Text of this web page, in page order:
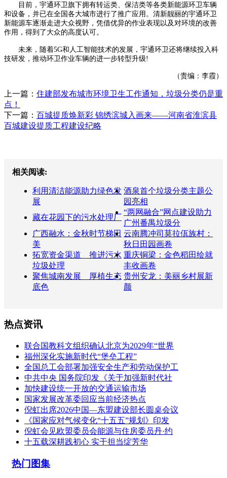
目前，宇通环卫旗下拥有转运类、保洁类等各类新能源环卫车辆
和设备，并已在全国各大城市进行了推广应用。清新靓丽的宇通环卫
新能源车逐渐走进大众视野，凭借优异的作业表现以及对环境的改善
作用，得到了大众的高度认可。
未来，随着5G和人工智能技术的发展，宇通环卫还将继续投入科
技研发，推动环卫作业车辆的进一步转型升级!
（责编：李霞）
上一篇： 住建部发布城市环境卫生工作通知，垃圾分类仍是重
点！
下一篇： 百城提质焕新彩 锦绣滨城入画来——河南省淮滨县
百城建设提质工程建设纪略
相关阅读:
利用清洁能源助力绿色发
展
酒泉首个垃圾分类主题公
园亮相
藏在花园下的污水处理厂
“两网融合”网点建设助力
广州番禺垃圾分
广西融水：金秋时节梯田
美
云南腾冲司莫拉佤族村：
秋日田园画卷
拓宽资金渠道 推进污水
垃圾处理
重庆铜梁：金色稻田绘就
丰收画卷
聚焦城南发展 厚植生态
底色
贵州安龙：美丽乡村展新
颜
热点资讯
联合国教科文组织确认北京为2029年“世界
福州深化实施新时代“堡垒工程”
全国总工会部署加强安全生产和劳动保护工
中共中央 国务院印发《关于加强新时代社
加快建设统一开放的交通运输市场
国家发展改革委回应当前经济热点
倪虹出席2026中国—东盟建设部长圆桌会议
《国家应对气候变化“十五五”规划》印发
倪虹会见欧盟委员会能源与住房委员丹·约
十五载深耕践初心 实干担当绽芳华
热门图集